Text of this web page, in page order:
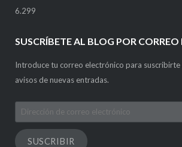
6.299
SUSCRÍBETE AL BLOG POR
Introduce tu correo electrónico para
avisos de nuevas entradas.
Dirección
de
correoSUSCRIBIR